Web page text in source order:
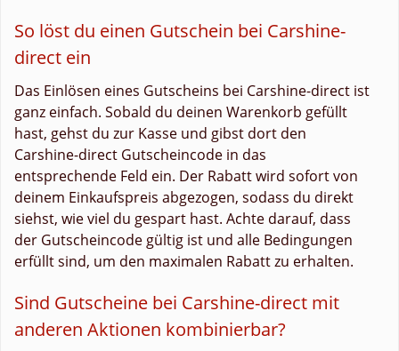
So löst du einen Gutschein bei Carshine-
direct ein
Das Einlösen eines Gutscheins bei Carshine-direct ist
ganz einfach. Sobald du deinen Warenkorb gefüllt
hast, gehst du zur Kasse und gibst dort den
Carshine-direct Gutscheincode in das
entsprechende Feld ein. Der Rabatt wird sofort von
deinem Einkaufspreis abgezogen, sodass du direkt
siehst, wie viel du gespart hast. Achte darauf, dass
der Gutscheincode gültig ist und alle Bedingungen
erfüllt sind, um den maximalen Rabatt zu erhalten.
Sind Gutscheine bei Carshine-direct mit
anderen Aktionen kombinierbar?